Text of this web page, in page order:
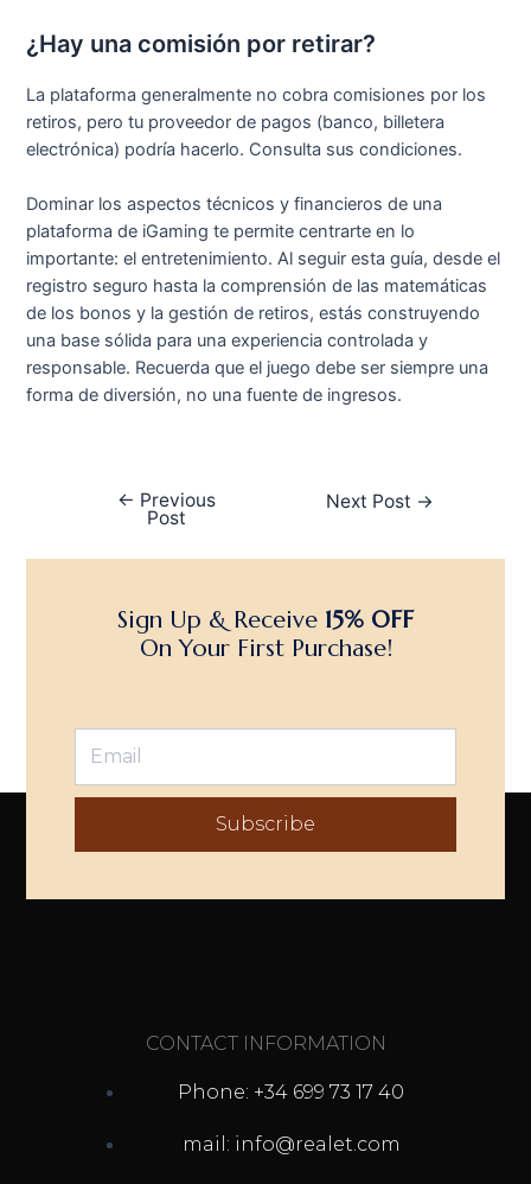
¿Hay una comisión por retirar?
La plataforma generalmente no cobra comisiones por los
retiros, pero tu proveedor de pagos (banco, billetera
electrónica) podría hacerlo. Consulta sus condiciones.
Dominar los aspectos técnicos y financieros de una
plataforma de iGaming te permite centrarte en lo
importante: el entretenimiento. Al seguir esta guía, desde el
registro seguro hasta la comprensión de las matemáticas
de los bonos y la gestión de retiros, estás construyendo
una base sólida para una experiencia controlada y
responsable. Recuerda que el juego debe ser siempre una
forma de diversión, no una fuente de ingresos.
← Previous
Post
Next Post →
Sign Up & Receive 15% OFF
On Your First Purchase!
Subscribe
CONTACT INFORMATION
Phone: +34 699 73 17 40
mail: info@realet.com